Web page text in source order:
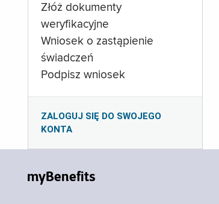
Złóż dokumenty
weryfikacyjne
Wniosek o zastąpienie
świadczeń
Podpisz wniosek
ZALOGUJ SIĘ DO SWOJEGO
KONTA
myBenefits